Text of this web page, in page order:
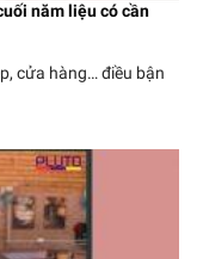
năm liệu có cần
cửa hàng… điều bận